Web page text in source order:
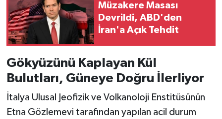
Müzakere Masası
Devrildi, ABD'den
İran'a Açık Tehdit
Gökyüzünü Kaplayan Kül
Bulutları, Güneye Doğru İlerliyor
İtalya Ulusal Jeofizik ve Volkanoloji Enstitüsünün
Etna Gözlemevi tarafından yapılan acil durum